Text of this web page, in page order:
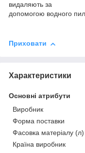
видаляють за
допомогою водного
Приховати
Характеристики
Основні атрибути
Виробник
Форма поставки
Фасовка матеріалу (л)
Країна виробник